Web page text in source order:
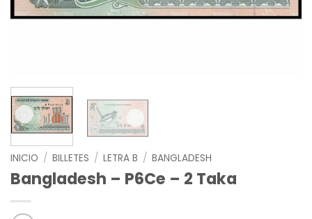
INICIO / BILLETES / LETRA B / BANGLADESH
Bangladesh – P6Ce – 2 Taka